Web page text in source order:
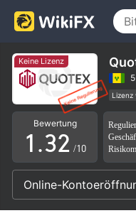
Keine Lizenz
Hohes
Bewertung
0
1
2
3
.
0
1
2
3
4
5
0
1
2
3
4
/10
Online-